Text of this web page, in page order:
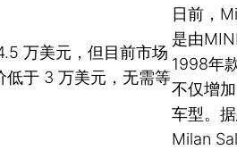
万美元，但目前市场
低于 3 万美元，无需等
日前，
是由
1998年
不仅增
车型。
Milan